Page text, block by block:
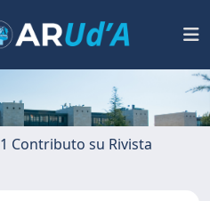
1 Contributo su Rivista